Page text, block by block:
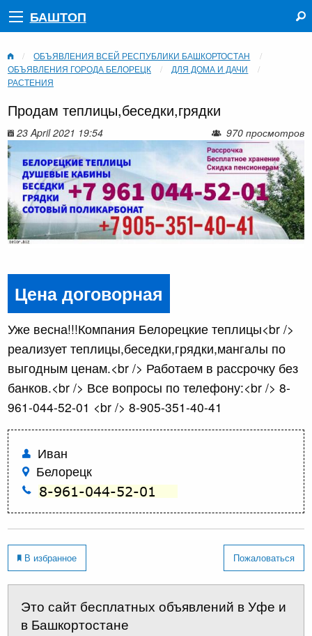
БАШТОП
ОБЪЯВЛЕНИЯ ВСЕЙ РЕСПУБЛИКИ БАШКОРТОСТАН
ОБЪЯВЛЕНИЯ ГОРОДА БЕЛОРЕЦК
ДЛЯ ДОМА И ДАЧИ
РАСТЕНИЯ
Продам теплицы,беседки,грядки
23 April 2021 19:54 970 просмотров
Цена договорная
Уже весна!!!Компания Белорецкие теплицы<br />
реализует теплицы,беседки,грядки,мангалы по
выгодным ценам.<br /> Работаем в рассрочку без
банков.<br /> Все вопросы по телефону:<br /> 8-
961-044-52-01 <br /> 8-905-351-40-41
Иван
Белорецк
В избранное Пожаловаться
Это сайт бесплатных объявлений в Уфе и
в Башкортостане